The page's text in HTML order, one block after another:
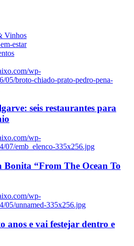
Vinhos
estar
wp-
05/broto-chiado-prato-pedro-pena-
seis restaurantes para
wp-
07/emb_elenco-335x256.jpg
Bonita “From The Ocean To
wp-
05/unnamed-335x256.jpg
anos e vai festejar dentro e